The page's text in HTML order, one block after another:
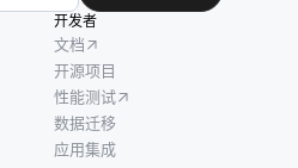
开发者
文档
开源项目
性能测试
数据迁移
应用集成